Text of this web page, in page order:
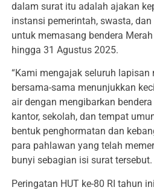
dalam surat itu adalah ajakan
instansi pemerintah, swasta,
untuk memasang bendera
hingga 31 Agustus 2025.
“Kami mengajak seluruh
bersama-sama menunjukkan
air dengan mengibarkan
kantor, sekolah, dan tempat
bentuk penghormatan dan
para pahlawan yang telah
bunyi sebagian isi surat tersebut.
Peringatan HUT ke-80 RI tahun